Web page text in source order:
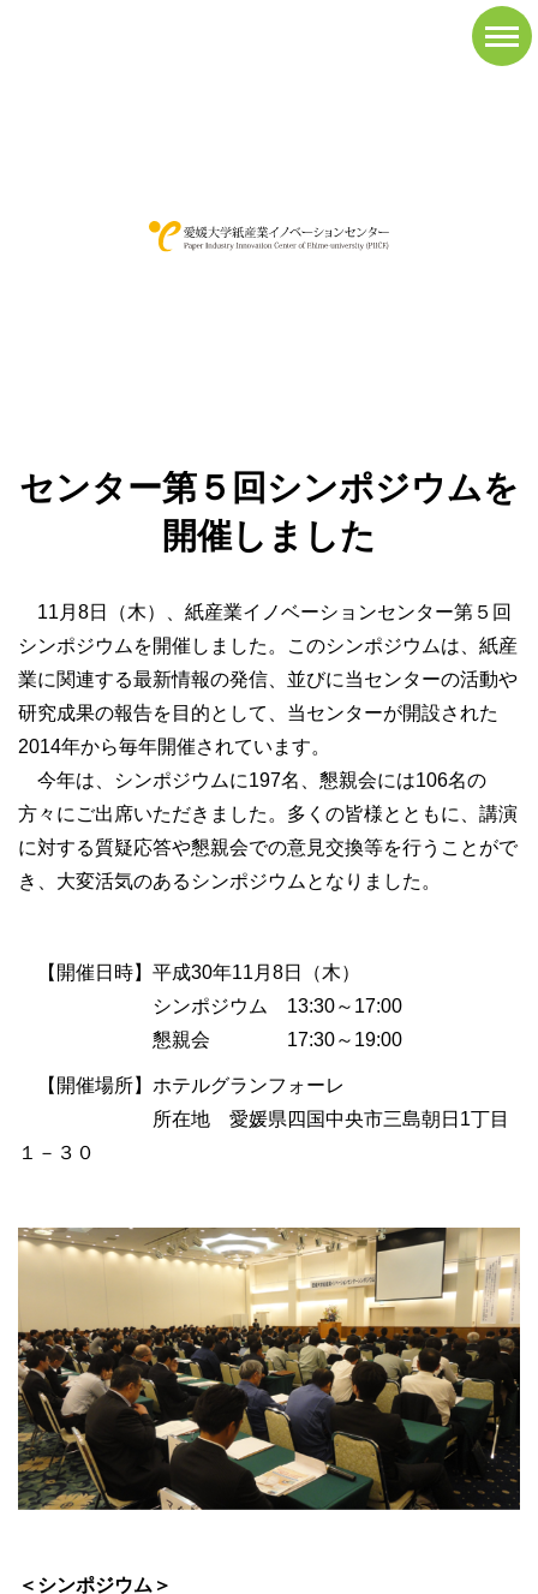
センター第５回シンポジウムを
開催しました
11月8日（木）、紙産業イノベーションセンター第５回
シンポジウムを開催しました。このシンポジウムは、紙産
業に関連する最新情報の発信、並びに当センターの活動や
研究成果の報告を目的として、当センターが開設された
2014年から毎年開催されています。
今年は、シンポジウムに197名、懇親会には106名の
方々にご出席いただきました。多くの皆様とともに、講演
に対する質疑応答や懇親会での意見交換等を行うことがで
き、大変活気のあるシンポジウムとなりました。
【開催日時】平成30年11月8日（木）
シンポジウム 13:30～17:00
懇親会 17:30～19:00
【開催場所】ホテルグランフォーレ
所在地 愛媛県四国中央市三島朝日1丁目
１－３０
＜シンポジウム＞